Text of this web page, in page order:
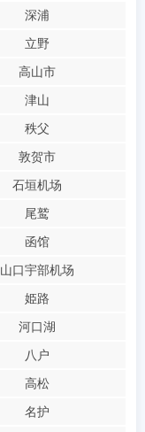
深浦
立野
高山市
津山
秩父
敦贺市
石垣机场
尾鹫
函馆
山口宇部机场
姫路
河口湖
八户
高松
名护